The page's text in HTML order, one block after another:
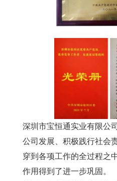
深圳市宝恒通实业有限公
公司发展、积极践行社会
穿到各项工作的全过程之
作用得到了进一步巩固。